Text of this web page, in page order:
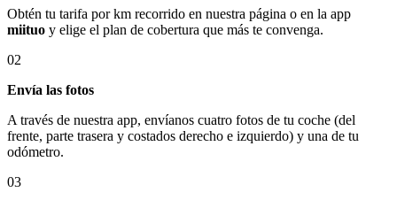
Obtén tu tarifa por km recorrido en nuestra página o en la app
miituo y elige el plan de cobertura que más te convenga.
02
Envía las fotos
A través de nuestra app, envíanos cuatro fotos de tu coche (del
frente, parte trasera y costados derecho e izquierdo) y una de tu
odómetro.
03